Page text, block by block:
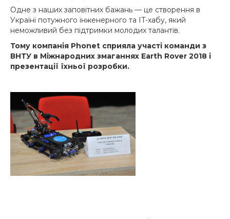
Одне з наших заповітних бажань — це створення в
Україні потужного інженерного та IT-хабу, який
неможливий без підтримки молодих талантів.
Тому компанія Phonet сприяла участі команди з
ВНТУ в Міжнародних змаганнях Earth Rover 2018 і
презентації їхньої розробки.